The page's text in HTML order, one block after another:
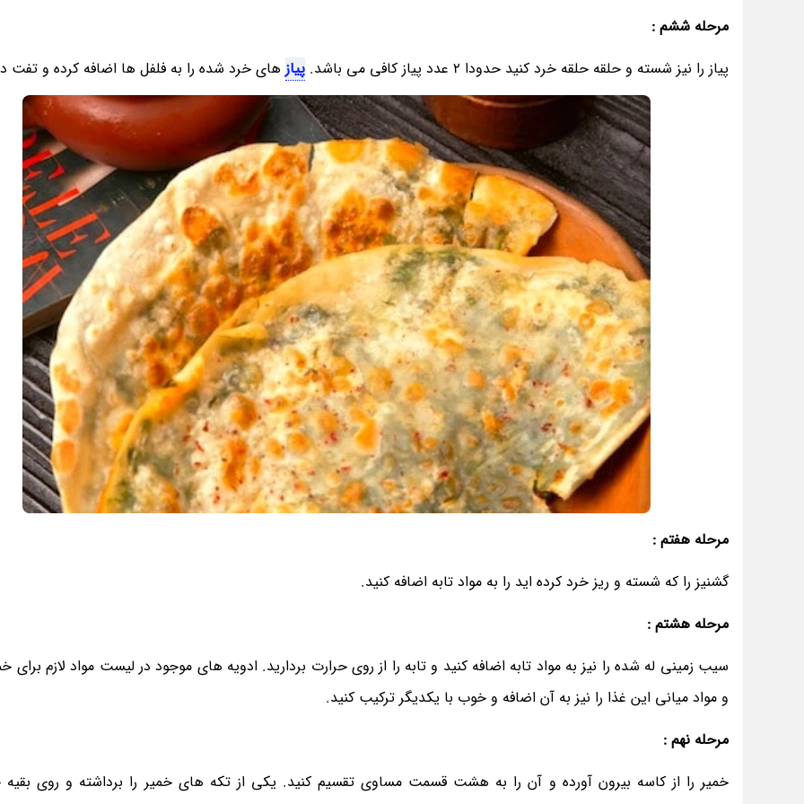
مرحله ششم :
پیاز را نیز شسته و حلقه حلقه خرد کنید حدودا 2 عدد پیاز کافی می باشد.
پیازهای خرد شده را به فلفل ها اضافه کرده و تفت
مرحله هفتم :
گشنیز را که شسته و ریز خرد کرده اید را به مواد تابه اضافه کنید.
مرحله هشتم :
سیب زمینی له شده را نیز به مواد تابه اضافه کنید و تابه را از روی حرارت بردارید. ادویه های موجود در لیست مواد لازم برای
و مواد میانی این غذا را نیز به آن اضافه و خوب با یکدیگر ترکیب کنید.
مرحله نهم :
خمیر را از کاسه بیرون آورده و آن را به هشت قسمت مساوی تقسیم کنید. یکی از تکه های خمیر را برداشته و روی بقیه